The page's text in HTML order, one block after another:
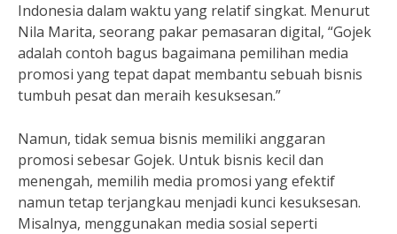
Indonesia dalam waktu yang relatif singkat. Menurut
Nila Marita, seorang pakar pemasaran digital, “Gojek
adalah contoh bagus bagaimana pemilihan media
promosi yang tepat dapat membantu sebuah bisnis
tumbuh pesat dan meraih kesuksesan.”
Namun, tidak semua bisnis memiliki anggaran
promosi sebesar Gojek. Untuk bisnis kecil dan
menengah, memilih media promosi yang efektif
namun tetap terjangkau menjadi kunci kesuksesan.
Misalnya, menggunakan media sosial seperti